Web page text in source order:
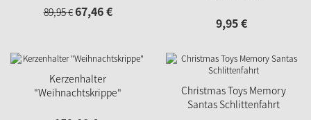
89,95€67,46€
9,95€
Kerzenhalter
"Weihnachtskrippe"
Christmas Toys Memory
Santas Schlittenfahrt